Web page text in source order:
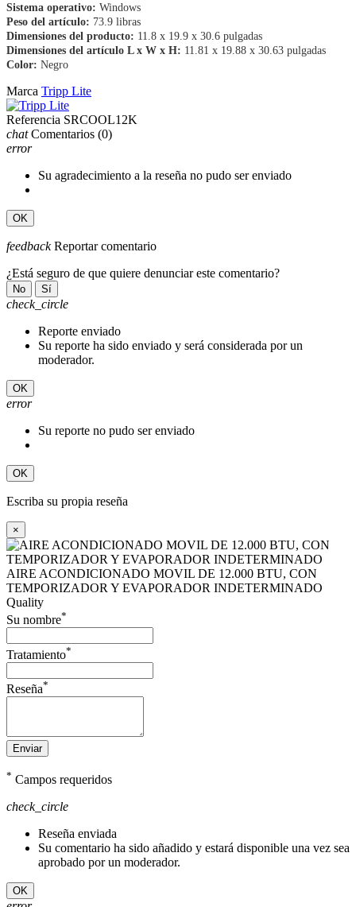
Sistema operativo: Windows
Peso del artículo: 73.9 libras
Dimensiones del producto: 11.8 x 19.9 x 30.6 pulgadas
Dimensiones del artículo L x W x H: 11.81 x 19.88 x 30.63 pulgadas
Color: Negro
Marca Tripp Lite
Referencia SRCOOL12K
chat Comentarios (0)
error
Su agradecimiento a la reseña no pudo ser enviado
OK
feedback Reportar comentario
¿Está seguro de que quiere denunciar este comentario?
No Sí
check_circle
Reporte enviado
Su reporte ha sido enviado y será considerada por un
moderador.
OK
error
Su reporte no pudo ser enviado
OK
Escriba su propia reseña
×
AIRE ACONDICIONADO MOVIL DE 12.000 BTU, CON
TEMPORIZADOR Y EVAPORADOR INDETERMINADO
Quality
Su nombre*
Tratamiento*
Reseña*
Enviar
* Campos requeridos
check_circle
Reseña enviada
Su comentario ha sido añadido y estará disponible una vez sea
aprobado por un moderador.
OK